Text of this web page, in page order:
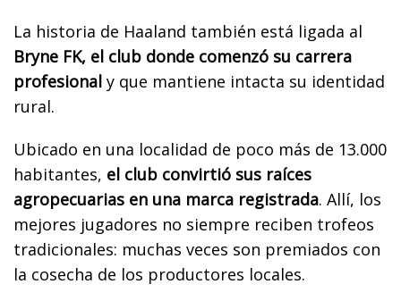
La historia de Haaland también está ligada al
Bryne FK, el club donde comenzó su carrera
profesional y que mantiene intacta su identidad
rural.
Ubicado en una localidad de poco más de 13.000
habitantes, el club convirtió sus raíces
agropecuarias en una marca registrada. Allí, los
mejores jugadores no siempre reciben trofeos
tradicionales: muchas veces son premiados con
la cosecha de los productores locales.